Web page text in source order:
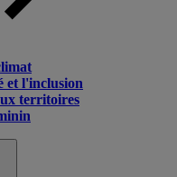
et l'inclusion
territoires